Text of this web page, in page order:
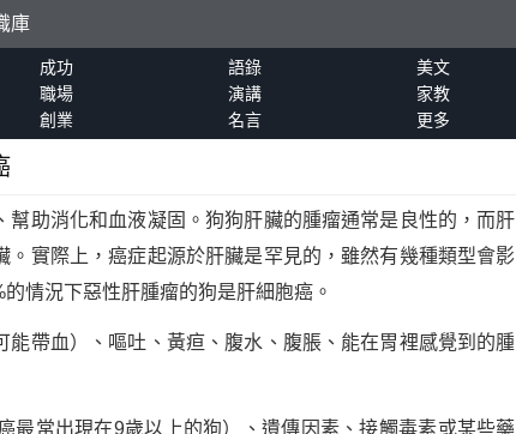
庫
成功 語錄
美文
職場 演講
家教
創業 名言 更多
助消化和血液凝固。狗狗肝臟的腫瘤通常是良性的，而肝
實際上，癌症起源於肝臟是罕見的，雖然有幾種類型會影
情況下惡性肝腫瘤的狗是肝細胞癌。
帶血）、嘔吐、黃疸、腹水、腹脹、能在胃裡感覺到的腫
常出現在9歲以上的狗）、遺傳因素、接觸毒素或某些藥